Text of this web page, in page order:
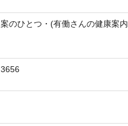
のひとつ・(有働さんの健康案内